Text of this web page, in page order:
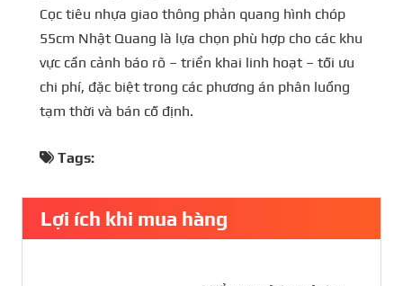
Cọc tiêu nhựa giao thông phản quang hình chóp
55cm Nhật Quang là lựa chọn phù hợp cho các khu
vực cần cảnh báo rõ – triển khai linh hoạt – tối ưu
chi phí, đặc biệt trong các phương án phân luồng
tạm thời và bán cố định.
Tags:
Lợi ích khi mua hàng